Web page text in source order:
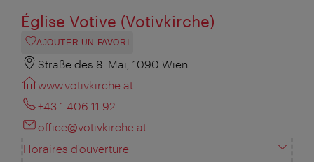
Église Votive (Votivkirche)
AJOUTER UN FAVORI
Straße des 8. Mai, 1090 Wien
www.votivkirche.at
+43 1 406 11 92
office@votivkirche.at
Horaires d'ouverture